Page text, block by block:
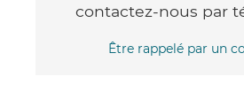
contactez-nous par
Être rappelé par un